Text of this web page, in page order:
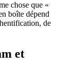
chose que «
boîte dépend
de
et